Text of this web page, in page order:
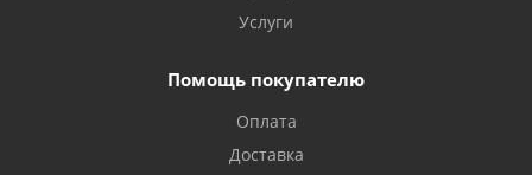
Услуги
Помощь покупателю
Оплата
Доставка